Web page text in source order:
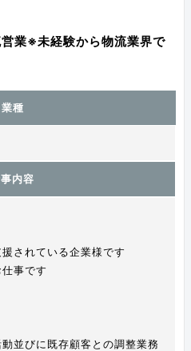
営業※未経験から物流業界で
業種
内容
されている企業様です
事です
並びに既存顧客との調整業務